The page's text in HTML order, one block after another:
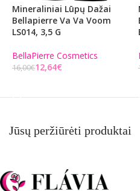
Mineraliniai Lūpų Dažai
Bellapierre Va Va Voom
LS014, 3,5 G
BellaPierre Cosmetics
16,00€12,64€
Jūsų peržiūrėti produktai